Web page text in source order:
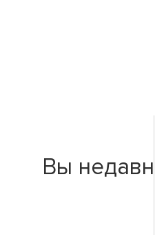
Вы